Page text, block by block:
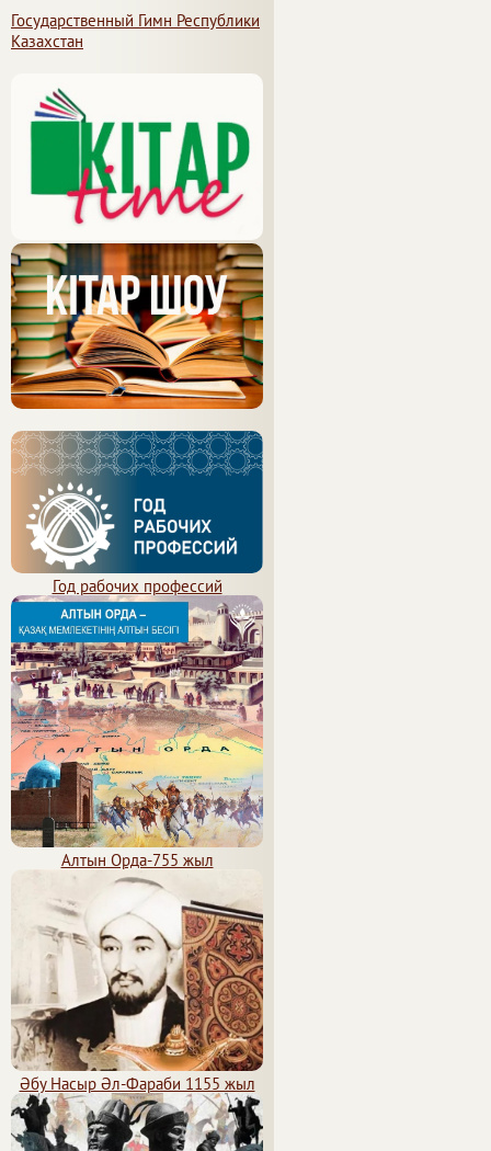
Государственный Гимн Республики
Казахстан
Год рабочих профессий
Алтын Орда-755 жыл
Әбу Насыр Әл-Фараби 1155 жыл